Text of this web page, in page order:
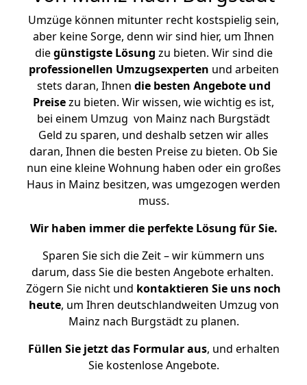
Umzüge können mitunter recht kostspielig sein,
aber keine Sorge, denn wir sind hier, um Ihnen
diegünstigste Lösung zu bieten. Wir sind die
professionellen Umzugsexperten und arbeiten
stets daran, Ihnen die besten Angebote und
Preisezu bieten. Wir wissen, wie wichtig es ist,
bei einem Umzug von Mainz nach Burgstädt
Geld zu sparen, und deshalb setzen wir alles
daran, Ihnen die besten Preise zu bieten. Ob Sie
nun eine kleine Wohnung haben oder ein großes
Haus in Mainz besitzen, was umgezogen werden
muss.
Wir haben immer die perfekte Lösung für Sie.
Sparen Sie sich die Zeit – wir kümmern uns
darum, dass Sie die besten Angebote erhalten.
Zögern Sie nicht und kontaktieren Sie uns noch
heute, um Ihren deutschlandweiten Umzug von
Mainz nach Burgstädt zu planen.
Füllen Sie jetzt das Formular aus, und erhalten
Sie kostenlose Angebote.